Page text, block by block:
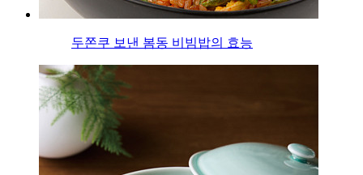
두쫀쿠 보낸 봄동 비빔밥의 효능